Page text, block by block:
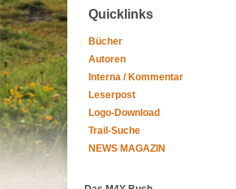
Quicklinks
Bücher
Autoren
Interna / Kommentar
Leserpost
Logo-Download
Trail-Suche
NEWS MAGAZIN